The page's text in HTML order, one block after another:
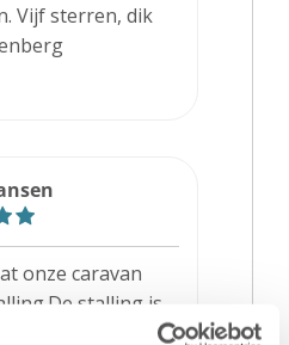
Vijf sterren, dik
onze caravan
stalling is